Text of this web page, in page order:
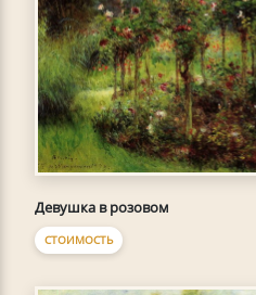
Девушка в розовом
СТОИМОСТЬ